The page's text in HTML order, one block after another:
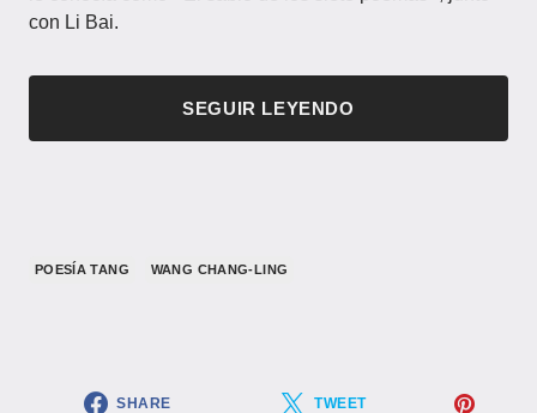
con Li Bai.
SEGUIR LEYENDO
POESÍA TANG WANG CHANG-LING
SHARE TWEET